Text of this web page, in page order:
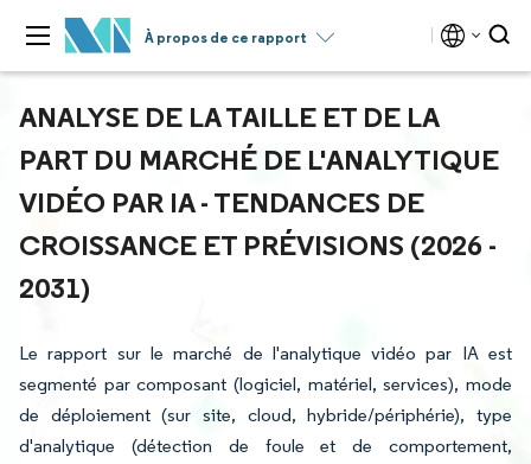
À propos de ce rapport
ANALYSE DE LA TAILLE ET DE LA
PART DU MARCHÉ DE L'ANALYTIQUE
VIDÉO PAR IA - TENDANCES DE
CROISSANCE ET PRÉVISIONS (2026 -
2031)
Le rapport sur le marché de l'analytique vidéo par IA est
segmenté par composant (logiciel, matériel, services), mode
de déploiement (sur site, cloud, hybride/périphérie), type
d'analytique (détection de foule et de comportement,